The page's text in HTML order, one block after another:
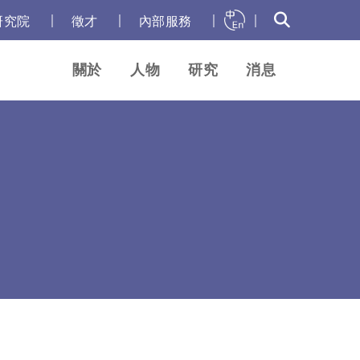
究院 徵才 內部服務
關於 人物 研究 消息